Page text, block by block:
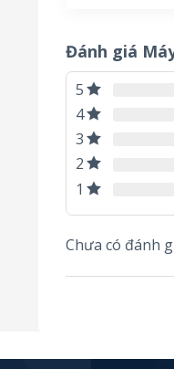
Đánh giá
5
4
3
2
1
Chưa có đánh